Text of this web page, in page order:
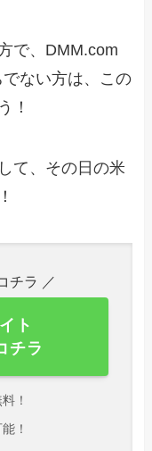
で、DMM.com
ない方は、この
！
て、その日の米
チラ ／
ト
チラ
！
！